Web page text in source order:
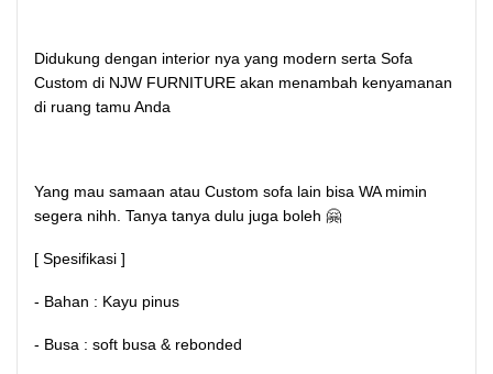
Didukung dengan interior nya yang modern serta Sofa
Custom di NJW FURNITURE akan menambah kenyamanan
di ruang tamu Anda
Yang mau samaan atau Custom sofa lain bisa WA mimin
segera nihh. Tanya tanya dulu juga boleh 🤗
[ Spesifikasi ]
- Bahan : Kayu pinus
- Busa : soft busa & rebonded